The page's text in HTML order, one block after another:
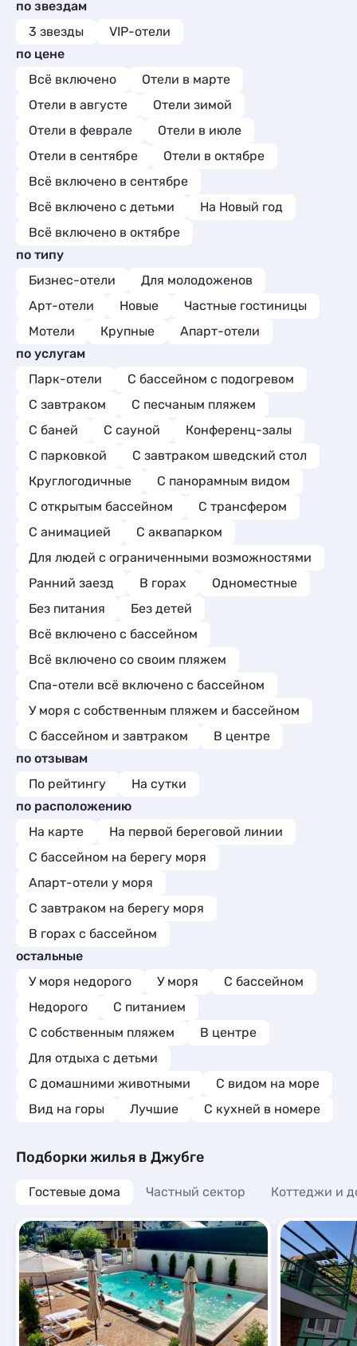
Апартаменты
Мини-отели 1
Квартиры посуточно
Комнаты
по звездам
3 звезды
VIP-отели
по цене
Всё включено
Отели в марте
Отели в августе
Отели зимой
Отели в феврале
Отели в июле
Отели в сентябре
Отели в октябре
Всё включено в сентябре
Всё включено с детьми
На Новый год
Всё включено в октябре
по типу
Бизнес-отели
Для молодоженов
Арт-отели
Новые
Частные гостиницы
Мотели
Крупные
Апарт-отели
по услугам
Парк-отели
С бассейном с подогревом
С завтраком
С песчаным пляжем
С баней
С сауной
Конференц-залы
С парковкой
С завтраком шведский стол
Круглогодичные
С панорамным видом
С открытым бассейном
С трансфером
С анимацией
С аквапарком
Для людей с ограниченными возможностями
Ранний заезд
В горах
Одноместные
Без питания
Без детей
Всё включено с бассейном
Всё включено со своим пляжем
Спа-отели всё включено с бассейном
У моря с собственным пляжем и бассейном
С бассейном и завтраком
В центре
по отзывам
По рейтингу
На сутки
по расположению
На карте
На первой береговой линии
С бассейном на берегу моря
Апарт-отели у моря
С завтраком на берегу моря
В горах с бассейном
остальные
У моря недорого
У моря
С бассейном
Недорого
С питанием
С собственным пляжем
В центре
Для отдыха с детьми
С домашними животными
С видом на море
Вид на горы
Лучшие C кухней в номере
Подборки жилья в Джубге
Гостевые дома Частный сектор Коттеджи и